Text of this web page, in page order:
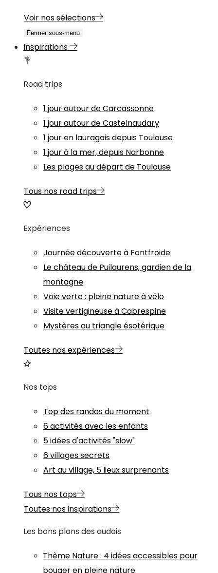
Voir nos sélections
Fermer sous-menu
Inspirations
Road trips
1 jour autour de Carcassonne
1 jour autour de Castelnaudary
1 jour en lauragais depuis Toulouse
1 jour à la mer, depuis Narbonne
Les plages au départ de Toulouse
Tous nos road trips
Expériences
Journée découverte à Fontfroide
Le château de Puilaurens, gardien de la
montagne
Voie verte : pleine nature à vélo
Visite vertigineuse à Cabrespine
Mystères au triangle ésotérique
Toutes nos expériences
Nos tops
Top des randos du moment
6 activités avec les enfants
5 idées d'activités "slow"
6 villages secrets
Art au village, 5 lieux surprenants
Tous nos tops
Toutes nos inspirations
Les bons plans des audois
Thème Nature: 4 idées accessibles pour
bouger en pleine nature